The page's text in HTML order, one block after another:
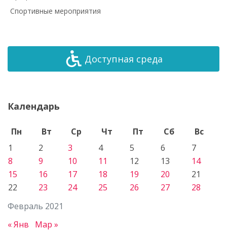
Спортивные мероприятия
Доступная среда
Календарь
Февраль 2021
Пн Вт Ср Чт Пт Сб
Вс
1
2 3 4 5 6
7
8
9 10 11 12 13
14
15
16 17 18 19 20
21
22
23 24 25 26 27 28
« Янв Мар »